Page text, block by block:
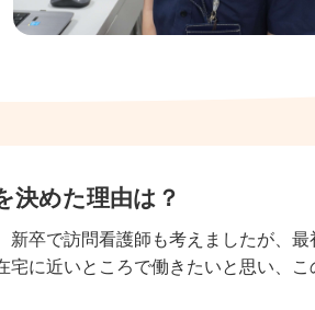
決めた理由は？
卒で訪問看護師も考えましたが、
に近いところで働きたいと思い、こ